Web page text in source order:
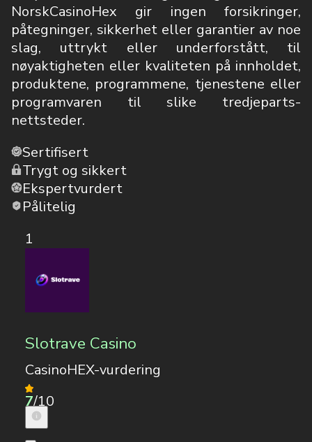
NorskCasinoHex gir ingen forsikringer,
påtegninger, sikkerhet eller garantier av noe
slag, uttrykt eller underforstått, til
nøyaktigheten eller kvaliteten på innholdet,
produktene, programmene, tjenestene eller
programvaren til slike tredjeparts-
nettsteder.
Sertifisert
Trygt og sikkert
Ekspertvurdert
Pålitelig
1
Slotrave Casino
CasinoHEX-vurdering
7/10